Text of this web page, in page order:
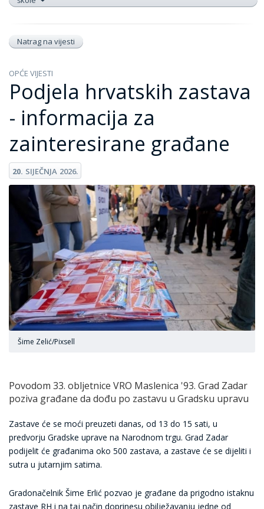
Natrag na vijesti
OPĆE VIJESTI
Podjela hrvatskih zastava
- informacija za
zainteresirane građane
20. SIJEČNJA 2026.
Šime Zelić/Pixsell
Povodom 33. obljetnice VRO Maslenica '93. Grad Zadar
poziva građane da dođu po zastavu u Gradsku upravu
Zastave će se moći preuzeti danas, od 13 do 15 sati, u
predvorju Gradske uprave na Narodnom trgu. Grad Zadar
podijelit će građanima oko 500 zastava, a zastave će se dijeliti i
sutra u jutarnjim satima.
Gradonačelnik Šime Erlić pozvao je građane da prigodno istaknu
zastave RH i na taj način doprinesu obilježavanju jedne od